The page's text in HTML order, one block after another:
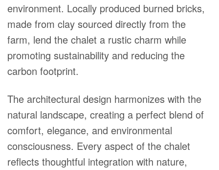
environment. Locally produced burned bricks,
made from clay sourced directly from the
farm, lend the chalet a rustic charm while
promoting sustainability and reducing the
carbon footprint.
The architectural design harmonizes with the
natural landscape, creating a perfect blend of
comfort, elegance, and environmental
consciousness. Every aspect of the chalet
reflects thoughtful integration with nature,